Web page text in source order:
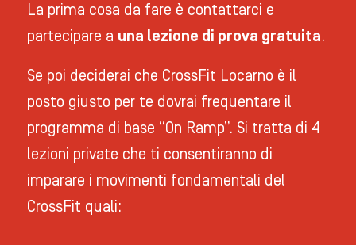
La prima cosa da fare è contattarci e
partecipare a una lezione di prova gratuita.
Se poi deciderai che CrossFit Locarno è il
posto giusto per te dovrai frequentare il
programma di base “On Ramp”. Si tratta di 4
lezioni private che ti consentiranno di
imparare i movimenti fondamentali del
CrossFit quali: